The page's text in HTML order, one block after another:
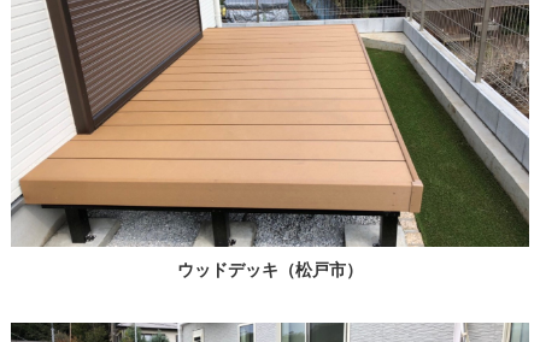
ウッドデッキ（松戸市）